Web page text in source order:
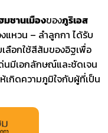
มชานเมืองของภูริเอส
แหวน – ลำลูกกา ได้รับ
ลือกใช้สีส้มของอิฐเพื่อ
นมีเอกลักษณ์และชัดเจน
เกิดความภูมิใจกับผู้ที่เป็น